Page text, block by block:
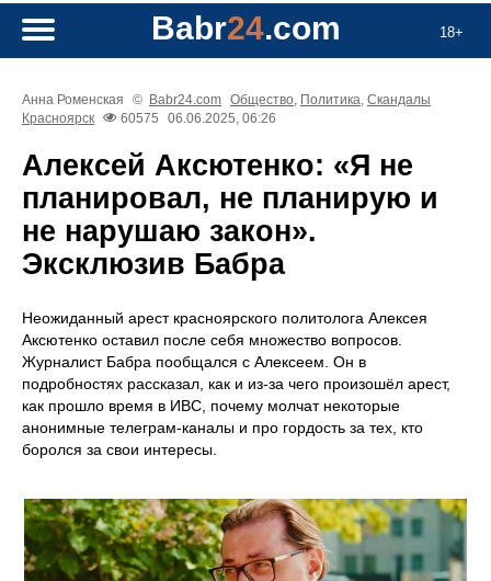
18+
Babr24.com
Анна Роменская © Babr24.com Общество, Политика, Скандалы
Красноярск
60575 06.06.2025, 06:26
Алексей Аксютенко: «Я не
планировал, не планирую и
не нарушаю закон».
Эксклюзив Бабра
Неожиданный арест красноярского политолога Алексея
Аксютенко оставил после себя множество вопросов.
Журналист Бабра пообщался с Алексеем. Он в
подробностях рассказал, как и из-за чего произошёл арест,
как прошло время в ИВС, почему молчат некоторые
анонимные телеграм-каналы и про гордость за тех, кто
боролся за свои интересы.